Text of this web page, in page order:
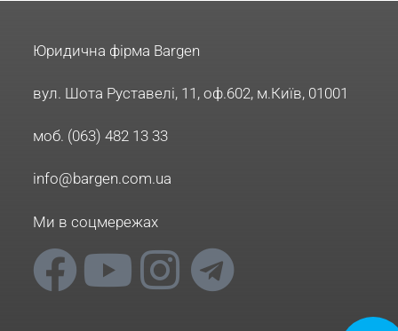
Юридична фірма Bargen
вул. Шота Руставелі, 11, оф.602, м.Київ, 01001
моб. (063) 482 13 33
info@bargen.com.ua
Ми в соцмережах